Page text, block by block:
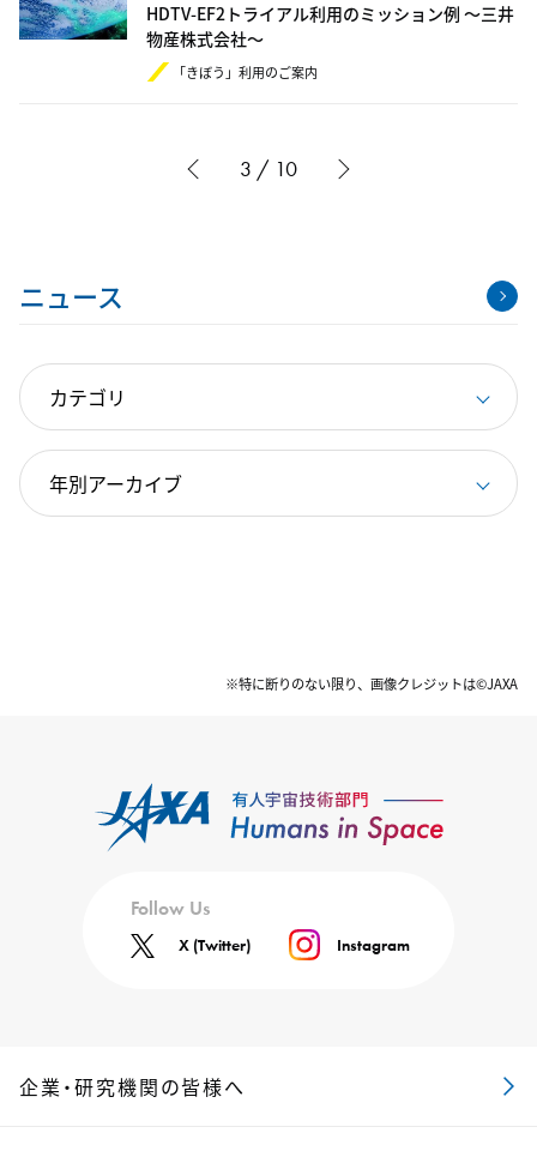
HDTV-EF2トライアル利用のミッション例 ～三井
物産株式会社～
「きぼう」利用のご案内
3 / 10
ニュース
※特に断りのない限り、画像クレジットは©JAXA
Follow Us
X (Twitter) Instagram
企業・研究機関の皆様へ